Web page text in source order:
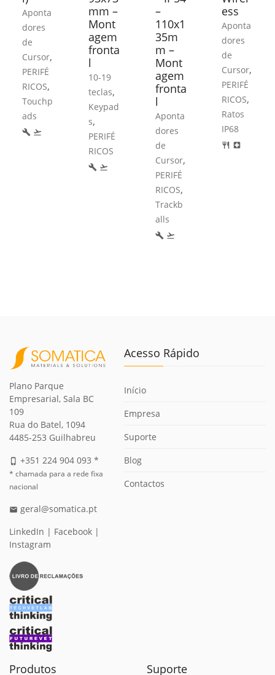
Aponta
dores
de
Cursor,
PERIFÉ
RICOS,
Touchp
ads
build flight_takeoff
mm –
Mont
agem
fronta
l
10-19
teclas,
Keypad
s,
PERIFÉ
RICOS
build flight_takeoff
–
110x1
35m
m –
Mont
agem
fronta
l
Aponta
dores
de
Cursor,
PERIFÉ
RICOS,
Trackb
alls
build flight_takeoff
ess
Aponta
dores
de
Cursor,
PERIFÉ
RICOS,
Ratos
IP68
restaurant local_hospital
Plano Parque
Empresarial, Sala BC
109
Rua do Batel, 1094
4485-253 Guilhabreu
phone_iphone +351 224 904 093 *
* chamada para a rede fixa
nacional
email geral@somatica.pt
LinkedIn | Facebook |
Instagram
Acesso Rápido
Início
Empresa
Suporte
Blog
Contactos
Produtos Suporte